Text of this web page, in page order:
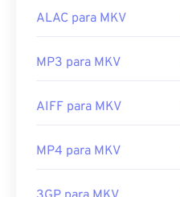
ALAC para MKV
MP3 para MKV
AIFF para MKV
MP4 para MKV